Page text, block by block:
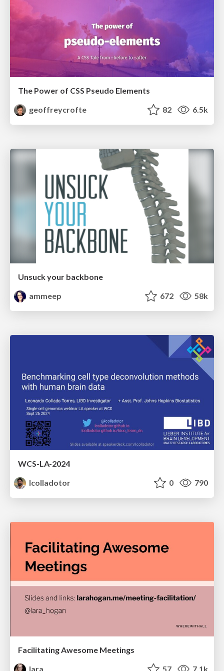
The Power of CSS Pseudo Elements
geoffreycrofte
82 6.5k
Unsuck your backbone
ammeep
672 58k
WCS-LA-2024
lcolladotor
0 790
Facilitating Awesome Meetings
lara
57 7.1k